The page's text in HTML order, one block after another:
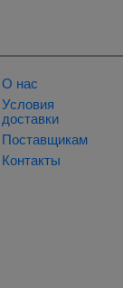
О нас
Условия
доставки
Поставщикам
Контакты